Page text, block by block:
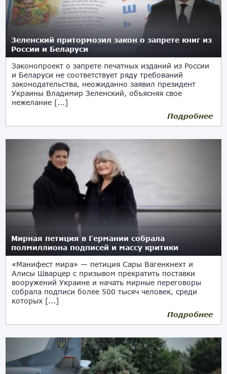
Зеленский притормозил закон о запрете книг из
России и Беларуси
Законопроект о запрете печатных изданий из России
и Беларуси не соответствует ряду требований
законодательства, неожиданно заявил президент
Украины Владимир Зеленский, объясняя свое
нежелание [...]
Подробнее
Мирная петиция в Германии собрала
полмиллиона подписей и массу критики
«Манифест мира» — петиция Сары Вагенкнехт и
Алисы Шварцер с призывом прекратить поставки
вооружений Украине и начать мирные переговоры
собрала подписи более 500 тысяч человек, среди
которых [...]
Подробнее